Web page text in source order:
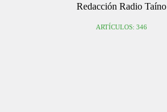
Redacción Radio Taíno
ARTÍCULOS: 346